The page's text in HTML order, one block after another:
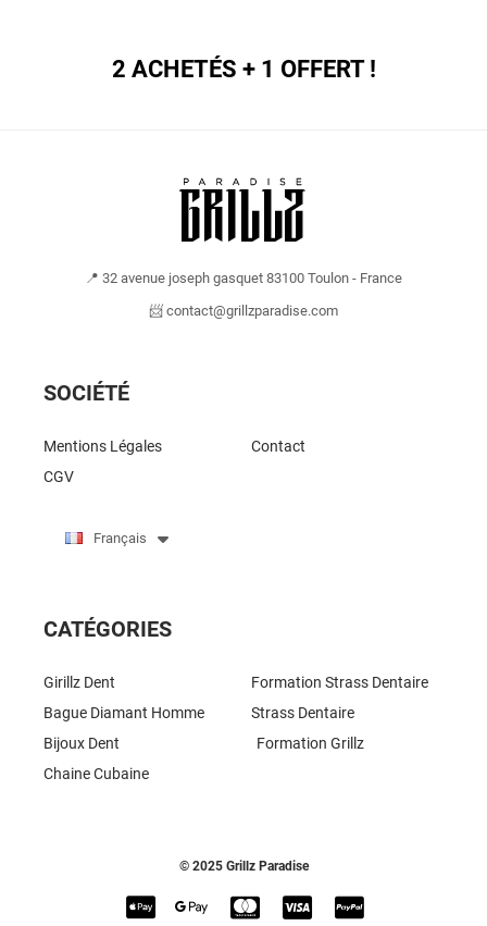
2 ACHETÉS + 1 OFFERT !
📍 32 avenue joseph gasquet 83100 Toulon - France
📨 contact@grillzparadise.com
SOCIÉTÉ
Mentions Légales
CGV
Contact
Français
CATÉGORIES
Girillz Dent
Bague Diamant Homme
Bijoux Dent
Chaine Cubaine
Formation Strass Dentaire
Strass Dentaire
Formation Grillz
© 2025 Grillz Paradise